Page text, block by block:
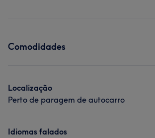
Comodidades
Localização
Perto de paragem de autocarro
Idiomas falados